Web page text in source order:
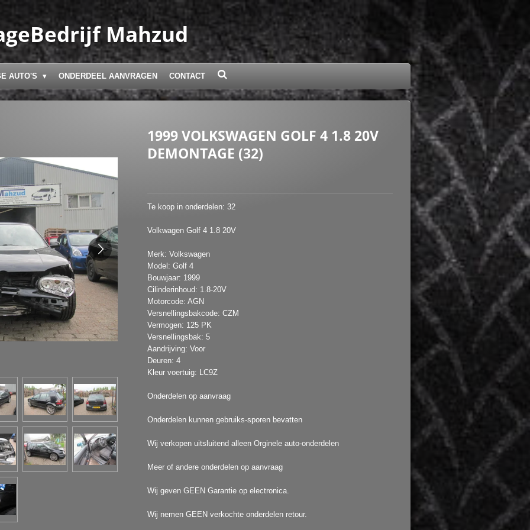
Mahzud
AUTO'S ONDERDEEL AANVRAGEN CONTACT
1999 VOLKSWAGEN GOLF 4 1.8 20V
DEMONTAGE (32)
Te koop in onderdelen: 32
Volkwagen Golf 4 1.8 20V
Merk: Volkswagen
Model: Golf 4
Bouwjaar: 1999
Cilinderinhoud: 1.8-20V
Motorcode: AGN
Versnellingsbakcode: CZM
Vermogen: 125 PK
Versnellingsbak: 5
Aandrijving: Voor
Deuren: 4
Kleur voertuig: LC9Z
Onderdelen op aanvraag
Onderdelen kunnen gebruiks-sporen bevatten
Wij verkopen uitsluitend alleen Orginele auto-onderdelen
Meer of andere onderdelen op aanvraag
Wij geven GEEN Garantie op electronica.
Wij nemen GEEN verkochte onderdelen retour.